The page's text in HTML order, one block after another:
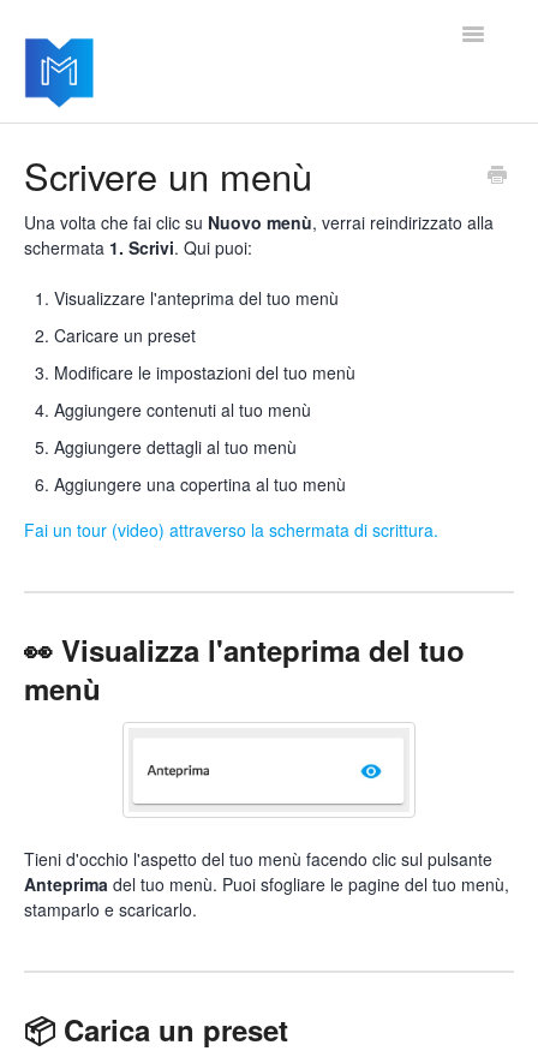
Toggle
Gestire le impostazioni
Aggiornamenti del software
Scrivere un menù
Una volta che fai clic su Nuovo menù, verrai reindirizzato alla
schermata 1. Scrivi. Qui puoi:
Visualizzare l'anteprima del tuo menù
Caricare un preset
Modificare le impostazioni del tuo menù
Aggiungere contenuti al tuo menù
Aggiungere dettagli al tuo menù
Aggiungere una copertina al tuo menù
Fai un tour (video) attraverso la schermata di scrittura.
👀 Visualizza l'anteprima del tuo
menù
Tieni d'occhio l'aspetto del tuo menù facendo clic sul pulsante
Anteprima del tuo menù. Puoi sfogliare le pagine del tuo menù,
stamparlo e scaricarlo.
📦 Carica un preset